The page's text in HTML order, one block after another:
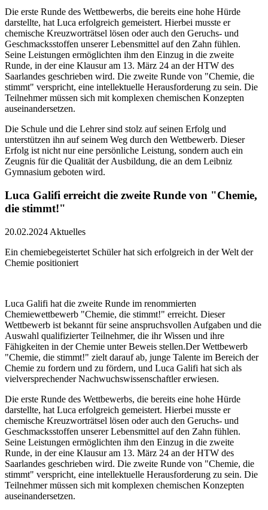
Die erste Runde des Wettbewerbs, die bereits eine hohe Hürde
darstellte, hat Luca erfolgreich gemeistert. Hierbei musste er
chemische Kreuzworträtsel lösen oder auch den Geruchs- und
Geschmacksstoffen unserer Lebensmittel auf den Zahn fühlen.
Seine Leistungen ermöglichten ihm den Einzug in die zweite
Runde, in der eine Klausur am 13. März 24 an der HTW des
Saarlandes geschrieben wird. Die zweite Runde von "Chemie, die
stimmt" verspricht, eine intellektuelle Herausforderung zu sein. Die
Teilnehmer müssen sich mit komplexen chemischen Konzepten
auseinandersetzen.
Die Schule und die Lehrer sind stolz auf seinen Erfolg und
unterstützen ihn auf seinem Weg durch den Wettbewerb. Dieser
Erfolg ist nicht nur eine persönliche Leistung, sondern auch ein
Zeugnis für die Qualität der Ausbildung, die an dem Leibniz
Gymnasium geboten wird.
Luca Galifi erreicht die zweite Runde von "Chemie,
die stimmt!"
20.02.2024 Aktuelles
Ein chemiebegeistertet Schüler hat sich erfolgreich in der Welt der
Chemie positioniert
Luca Galifi hat die zweite Runde im renommierten
Chemiewettbewerb "Chemie, die stimmt!" erreicht. Dieser
Wettbewerb ist bekannt für seine anspruchsvollen Aufgaben und die
Auswahl qualifizierter Teilnehmer, die ihr Wissen und ihre
Fähigkeiten in der Chemie unter Beweis stellen.Der Wettbewerb
"Chemie, die stimmt!" zielt darauf ab, junge Talente im Bereich der
Chemie zu fordern und zu fördern, und Luca Galifi hat sich als
vielversprechender Nachwuchswissenschaftler erwiesen.
Die erste Runde des Wettbewerbs, die bereits eine hohe Hürde
darstellte, hat Luca erfolgreich gemeistert. Hierbei musste er
chemische Kreuzworträtsel lösen oder auch den Geruchs- und
Geschmacksstoffen unserer Lebensmittel auf den Zahn fühlen.
Seine Leistungen ermöglichten ihm den Einzug in die zweite
Runde, in der eine Klausur am 13. März 24 an der HTW des
Saarlandes geschrieben wird. Die zweite Runde von "Chemie, die
stimmt" verspricht, eine intellektuelle Herausforderung zu sein. Die
Teilnehmer müssen sich mit komplexen chemischen Konzepten
auseinandersetzen.